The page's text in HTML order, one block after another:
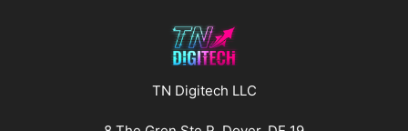
TN Digitech LLC